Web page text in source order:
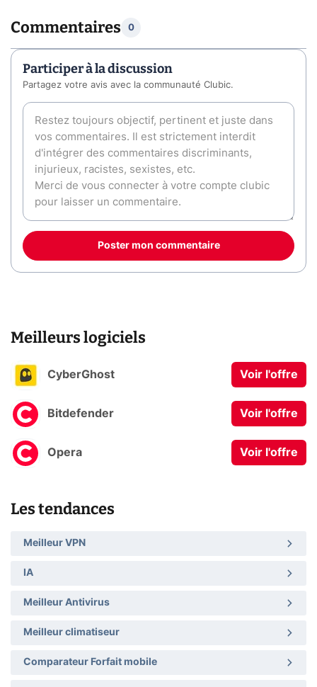
Commentaires 0
Participer à la discussion
Partagez votre avis avec la communauté Clubic.
Poster mon commentaire
Meilleurs logiciels
CyberGhost Voir l'offre
Bitdefender Voir l'offre
Opera Voir l'offre
Les tendances
Meilleur VPN
IA
Meilleur Antivirus
Meilleur climatiseur
Comparateur Forfait mobile